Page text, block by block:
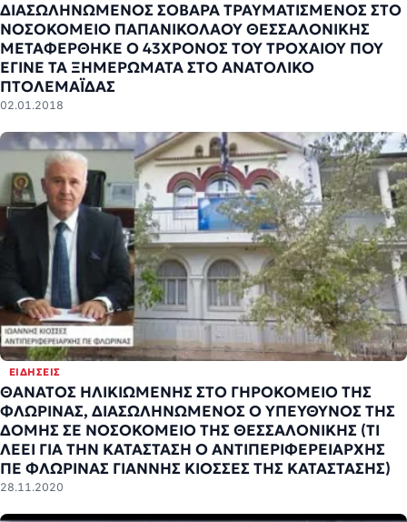
ΔΙΑΣΩΛΗΝΩΜΕΝΟΣ ΣΟΒΑΡΑ ΤΡΑΥΜΑΤΙΣΜΕΝΟΣ ΣΤΟ
ΝΟΣΟΚΟΜΕΙΟ ΠΑΠΑΝΙΚΟΛΑΟΥ ΘΕΣΣΑΛΟΝΙΚΗΣ
ΜΕΤΑΦΕΡΘΗΚΕ Ο 43ΧΡΟΝΟΣ ΤΟΥ ΤΡΟΧΑΙΟΥ ΠΟΥ
ΕΓΙΝΕ ΤΑ ΞΗΜΕΡΩΜΑΤΑ ΣΤΟ ΑΝΑΤΟΛΙΚΟ
ΠΤΟΛΕΜΑΪΔΑΣ
02.01.2018
ΕΙΔΉΣΕΙΣ
ΘΑΝΑΤΟΣ ΗΛΙΚΙΩΜΕΝΗΣ ΣΤΟ ΓΗΡΟΚΟΜΕΙΟ ΤΗΣ
ΦΛΩΡΙΝΑΣ, ΔΙΑΣΩΛΗΝΩΜΕΝΟΣ Ο ΥΠΕΥΘΥΝΟΣ ΤΗΣ
ΔΟΜΗΣ ΣΕ ΝΟΣΟΚΟΜΕΙΟ ΤΗΣ ΘΕΣΣΑΛΟΝΙΚΗΣ (ΤΙ
ΛΕΕΙ ΓΙΑ ΤΗΝ ΚΑΤΑΣΤΑΣΗ Ο ΑΝΤΙΠΕΡΙΦΕΡΕΙΑΡΧΗΣ
ΠΕ ΦΛΩΡΙΝΑΣ ΓΙΑΝΝΗΣ ΚΙΟΣΣΕΣ ΤΗΣ ΚΑΤΑΣΤΑΣΗΣ)
28.11.2020